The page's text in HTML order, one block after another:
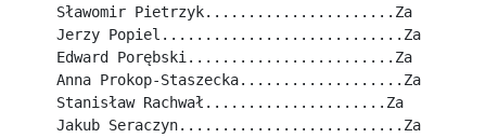
Sławomir Pietrzyk......................Za
Jerzy Popiel............................Za
Edward Porębski........................Za
Anna Prokop-Staszecka...................Za
Stanisław Rachwał.....................Za
Jakub Seraczyn..........................Za